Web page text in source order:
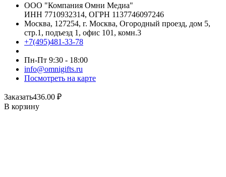
ООО "Компания Омни Медиа"
ИНН 7710932314, ОГРН 1137746097246
Москва, 127254, г. Москва, Огородный проезд, дом 5,
стр.1, подъезд 1, офис 101, комн.3
+7(495)481-33-78
Пн-Пт 9:30 - 18:00
info@omnigifts.ru
Посмотреть на карте
Заказать436.00 ₽
В корзину